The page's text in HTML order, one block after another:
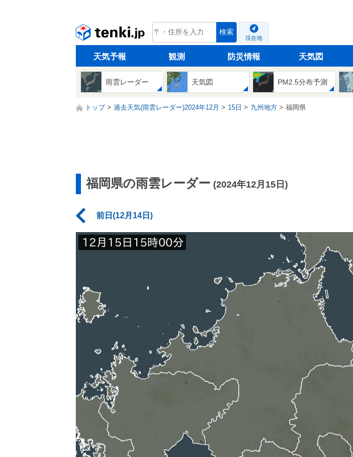
tenki.jp 検索
現在地
天気予報 観測 防災情報 天気図
雨雲レーダー 天気図 PM2.5分布予測
トップ 過去天気(雨雲レーダー)2024年12月 15日 九州地方 福岡県
福岡県の雨雲レーダー (2024年12月15日)
前日(12月14日)